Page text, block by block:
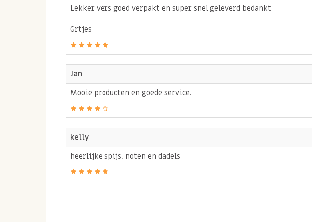
of op een van onze 7 verkooppunten. Wist je dat je amandelspijs ook kunt
bestellen en gratis kunt afhalen op onze vaste locatie in Ridderkerk?
Lekker vers goed verpakt en super snel geleverd bedankt
Grtjes
Jan
Mooie producten en goede service.
kelly
heerlijke spijs, noten en dadels